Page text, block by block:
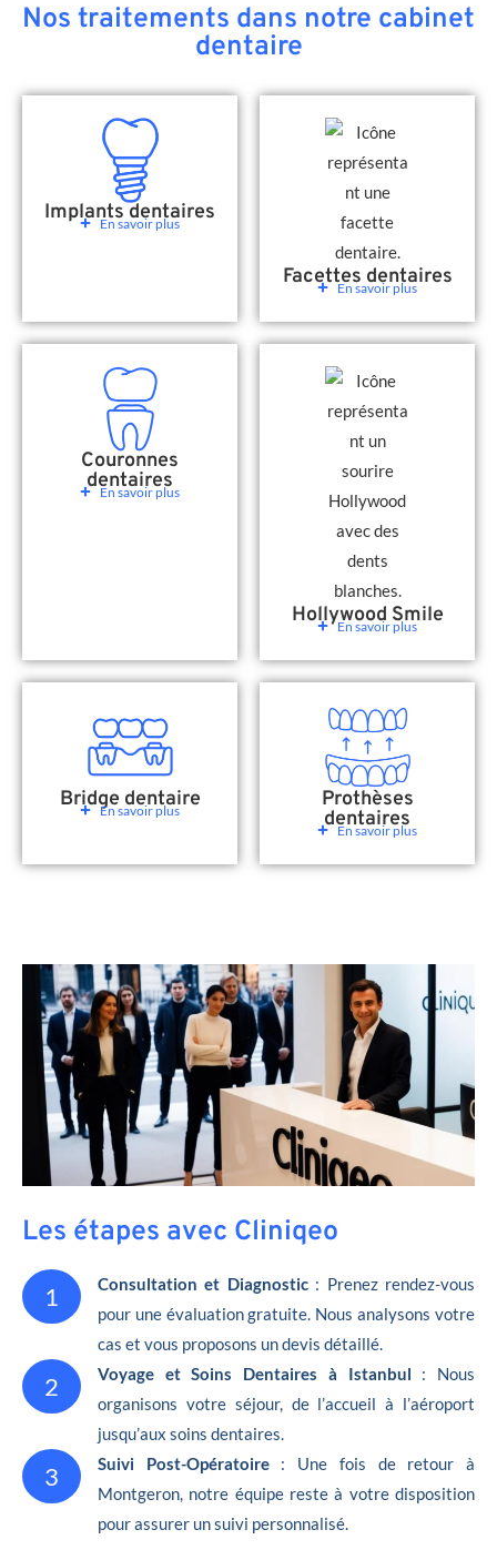
Nos traitements dans notre cabinet
dentaire
Implants dentaires
En savoir plus
Facettes dentaires
En savoir plus
Couronnes
dentaires
En savoir plus
Hollywood Smile
En savoir plus
Bridge dentaire
En savoir plus Prothèses
dentaires
En savoir plus
Les étapes avec Cliniqeo
1 Consultation et Diagnostic: Prenez rendez-vous
pour une évaluation gratuite. Nous analysons votre
cas et vous proposons un devis détaillé.
2 Voyage et Soins Dentaires à Istanbul : Nous
organisons votre séjour, de l’accueil à l’aéroport
jusqu’aux soins dentaires.
3 Suivi Post-Opératoire : Une fois de retour à
Montgeron, notre équipe reste à votre disposition
pour assurer un suivi personnalisé.